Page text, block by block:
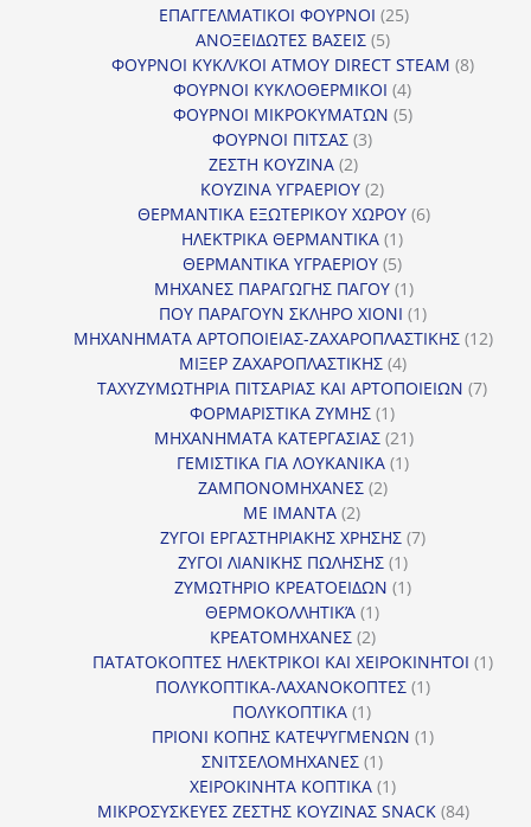
ΕΠΑΓΓΕΛΜΑΤΙΚΟΙ ΦΟΥΡΝΟΙ 2525
ΑΝΟΞΕΙΔΩΤΕΣ ΒΑΣΕΙΣ 55
προϊόντα
ΦΟΥΡΝΟΙ ΚΥΚΛ/ΚΟΙ ΑΤΜΟΥ DIRECT STEAM 88
ΦΟΥΡΝΟΙ ΚΥΚΛΟΘΕΡΜΙΚΟΙ 44
προϊόντα
ΦΟΥΡΝΟΙ ΜΙΚΡΟΚΥΜΑΤΩΝ 55
ΦΟΥΡΝΟΙ ΠΙΤΣΑΣ 33
ΖΕΣΤΗ ΚΟΥΖΙΝΑ 22
προϊόντα
ΚΟΥΖΙΝΑ ΥΓΡΑΕΡΙΟΥ 22
προϊόντα
ΘΕΡΜΑΝΤΙΚΑ ΕΞΩΤΕΡΙΚΟΥ ΧΩΡΟΥ 66
ΗΛΕΚΤΡΙΚΑ ΘΕΡΜΑΝΤΙΚΑ 11
προϊόν
ΘΕΡΜΑΝΤΙΚΑ ΥΓΡΑΕΡΙΟΥ 55
προϊόντα
ΜΗΧΑΝΕΣ ΠΑΡΑΓΩΓΗΣ ΠΑΓΟΥ 11
προϊόν
ΠΟΥ ΠΑΡΑΓΟΥΝ ΣΚΛΗΡΟ ΧΙΟΝΙ 11
προϊόν
ΜΗΧΑΝΗΜΑΤΑ ΑΡΤΟΠΟΙΕΙΑΣ-ΖΑΧΑΡΟΠΛΑΣΤΙΚΗΣ 1212
ΜΙΞΕΡ ΖΑΧΑΡΟΠΛΑΣΤΙΚΗΣ 44
προϊόντα
ΤΑΧΥΖΥΜΩΤΗΡΙΑ ΠΙΤΣΑΡΙΑΣ ΚΑΙ ΑΡΤΟΠΟΙΕΙΩΝ 77
ΦΟΡΜΑΡΙΣΤΙΚΑ ΖΥΜΗΣ 11
προϊόν
ΜΗΧΑΝΗΜΑΤΑ ΚΑΤΕΡΓΑΣΙΑΣ 2121
προϊόντα
ΓΕΜΙΣΤΙΚΑ ΓΙΑ ΛΟΥΚΑΝΙΚΑ 11
ΖΑΜΠΟΝΟΜΗΧΑΝΕΣ 22
ΜΕ ΙΜΑΝΤΑ 22
προϊόντα
ΖΥΓΟΙ ΕΡΓΑΣΤΗΡΙΑΚΗΣ ΧΡΗΣΗΣ 77
ΖΥΓΟΙ ΛΙΑΝΙΚΗΣ ΠΩΛΗΣΗΣ 11
προϊόν
ΖΥΜΩΤΗΡΙΟ ΚΡΕΑΤΟΕΙΔΩΝ 11
ΘΕΡΜΟΚΟΛΛΗΤΙΚΆ 11
προϊόν
ΚΡΕΑΤΟΜΗΧΑΝΕΣ 22
προϊόντα
ΠΑΤΑΤΟΚΟΠΤΕΣ ΗΛΕΚΤΡΙΚΟΙ ΚΑΙ ΧΕΙΡΟΚΙΝΗΤΟΙ 11
ΠΟΛΥΚΟΠΤΙΚΑ-ΛΑΧΑΝΟΚΟΠΤΕΣ 11
ΠΟΛΥΚΟΠΤΙΚΑ 11
προϊόν
ΠΡΙΟΝΙ ΚΟΠΗΣ ΚΑΤΕΨΥΓΜΕΝΩΝ 11
ΣΝΙΤΣΕΛΟΜΗΧΑΝΕΣ 11
προϊόν
ΧΕΙΡΟΚΙΝΗΤΑ ΚΟΠΤΙΚΑ 11
προϊόν
ΜΙΚΡΟΣΥΣΚΕΥΕΣ ΖΕΣΤΗΣ ΚΟΥΖΙΝΑΣ SNACK 8484